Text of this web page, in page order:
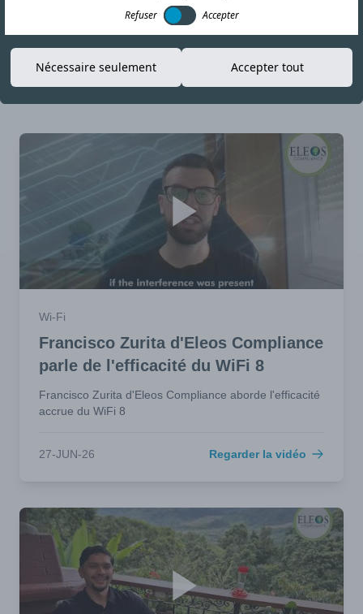
Search Articles
Wi-Fi
Francisco Zurita d'Eleos Compliance
parle de l'efficacité du WiFi 8
Francisco Zurita d'Eleos Compliance aborde l'efficacité
accrue du WiFi 8
27-JUN-26 Regarder la vidéo
Refuser
Accepter
Nécessaire seulement Accepter tout